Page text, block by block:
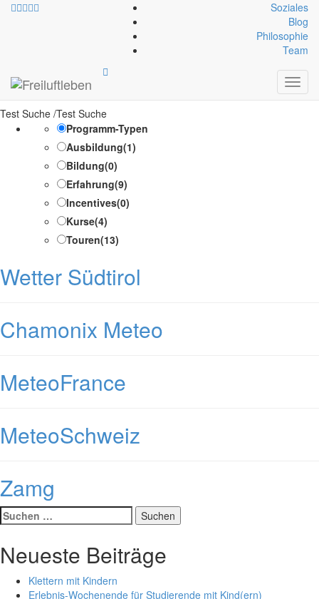
Soziales
Blog
Philosophie
Team
Kategorien-Infoblock:
Test Suche /Test Suche
Programm-Typen
Ausbildung(1)
Bildung(0)
Erfahrung(9)
Incentives(0)
Kurse(4)
Touren(13)
Wetter Südtirol
Chamonix Meteo
MeteoFrance
MeteoSchweiz
Zamg
Suche
nach:
Neueste Beiträge
Klettern mit Kindern
Erlebnis-Wochenende für Studierende mit Kind(ern)